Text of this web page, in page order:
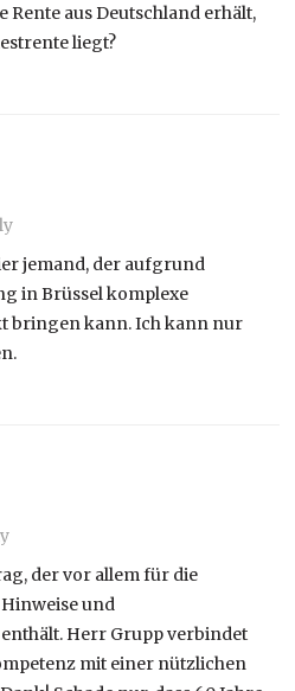
Rente aus Deutschland erhält,
liegt?
jemand, der aufgrund
in Brüssel komplexe
bringen kann. Ich kann nur
der vor allem für die
und
Herr Grupp verbindet
mit einer nützlichen